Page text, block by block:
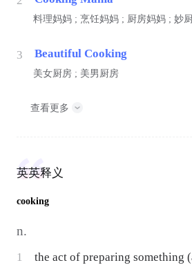
料理妈妈 ; 烹饪妈妈 ; 厨房妈妈 ; 妙
3 Beautiful Cooking
美女厨房 ; 美男厨房
查看更多
英英释义
cooking
n.
1
the act of preparing something